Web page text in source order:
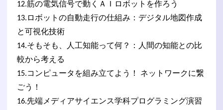
12.筋の電気信号で動くＡＩロボットを作ろう
13.ロボットの自動走行の仕組み：デジタル地図作成
と可視化技術
14.そもそも、人工知能って何？：人間の知能との比
較から考える
15.コンピュータを組み立てよう！ ネットワークに繋
ごう！
16.先端メディアサイエンス学科プログラミング演習